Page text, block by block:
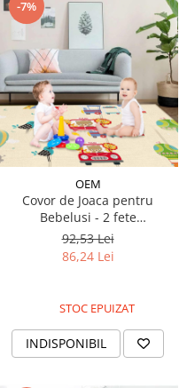
-7%
OEM
Covor de Joaca pentru
Bebelusi - 2 fete
animalute/trafic, 100/180/1cm
92,53 Lei
86,24 Lei
STOC EPUIZAT
INDISPONIBIL